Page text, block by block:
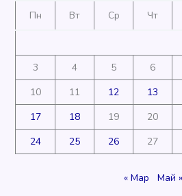
Пн Вт Ср Чт
3
4 5 6
10
11 12 13
17
18 19 20
24
25 26 27
« Мар Май »